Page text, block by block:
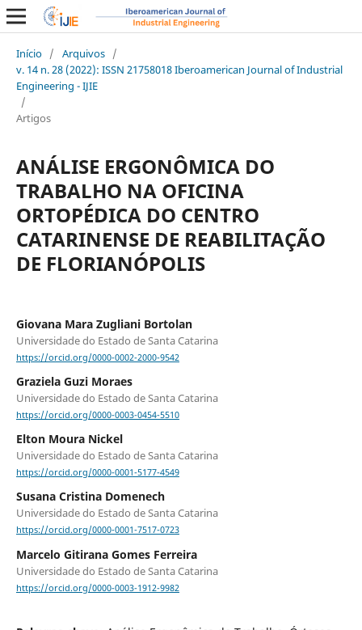
Início / Arquivos /
v. 14 n. 28 (2022): ISSN 21758018 Iberoamerican Journal of Industrial
Engineering - IJIE
/
Artigos
ANÁLISE ERGONÔMICA DO
TRABALHO NA OFICINA
ORTOPÉDICA DO CENTRO
CATARINENSE DE REABILITAÇÃO
DE FLORIANÓPOLIS
Giovana Mara Zugliani Bortolan
Universidade do Estado de Santa Catarina
https://orcid.org/0000-0002-2000-9542
Graziela Guzi Moraes
Universidade do Estado de Santa Catarina
https://orcid.org/0000-0003-0454-5510
Elton Moura Nickel
Universidade do Estado de Santa Catarina
https://orcid.org/0000-0001-5177-4549
Susana Cristina Domenech
Universidade do Estado de Santa Catarina
https://orcid.org/0000-0001-7517-0723
Marcelo Gitirana Gomes Ferreira
Universidade do Estado de Santa Catarina
https://orcid.org/0000-0003-1912-9982